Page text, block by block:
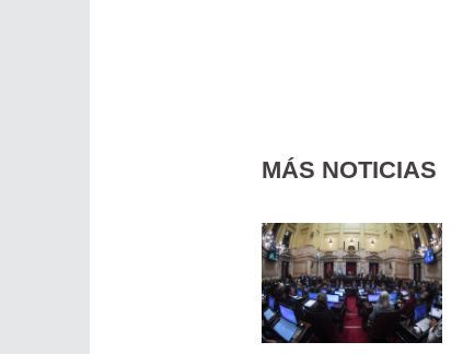
MÁS NOTICIAS